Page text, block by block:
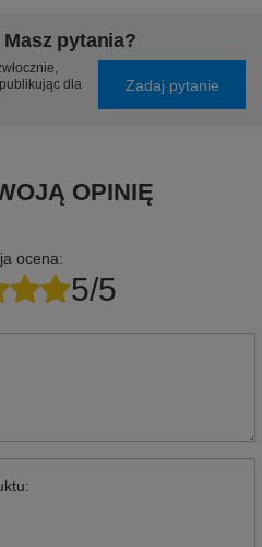
pytania?
dla
Zadaj pytanie
OPINIĘ
ocena:
5/5